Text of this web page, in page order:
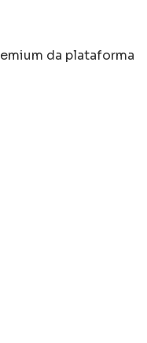
da plataforma